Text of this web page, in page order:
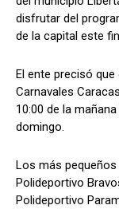
disfrutar del
de la capital este
El ente precisó
Carnavales
10:00 de la
domingo.
Los más
Polideportivo
Polideportivo